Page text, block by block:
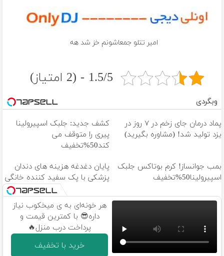
امیر تتلو جمعاشونم خز شد هه
1.5/5 - (2 امتیاز)
وبگردی
پماد درمان جای زخم در ۷ روز در
یزد تولید شد! (مشاوره بگیرید)
کشف جدید: جلبک اسپیرولینا
پیری را متوقف می
کند50%تخفیف
بمب جوانساز! کرم بوتاکس جلبک
اسپیرولینا50%تخفیف
پایان دغدغه هزینه های دندان
پزشکی با پک سفید کننده خانگی
هر خونه‌ای به ی میخکوب نیاز
داره😎 با کمترین قیمت و
پرداخت درب منزل🔥
خرید با تخفیف